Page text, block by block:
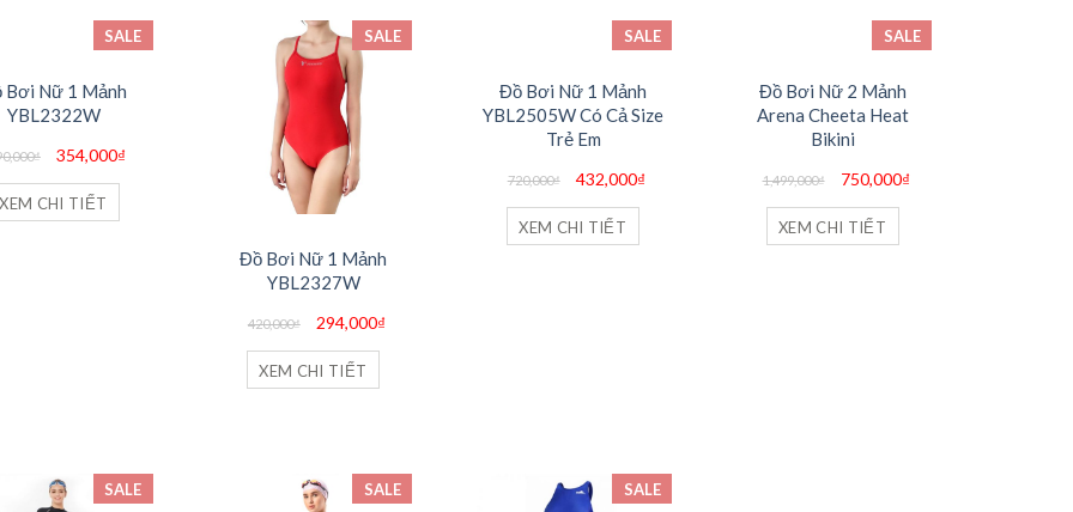
SALE
Bơi Nữ 1 Mảnh
YBL2322W
₫
Giá
gốc
là:
590,000₫.
354,000₫Giá
hiện
XEM CHI TIẾT
SALE
Đồ Bơi Nữ 1 Mảnh
YBL2327W
420,000₫
Giá
gốc
là:
420,000₫.
294,000₫Giá
hiện
XEM CHI TIẾT
SALE
Đồ Bơi Nữ 1 Mảnh
YBL2505W Có Cả Size
Trẻ Em
720,000₫
Giá
gốc
là:
720,000₫.
432,000₫Giá
hiện
XEM CHI TIẾT
SALE
Đồ Bơi Nữ 2 Mảnh
Arena Cheeta Heat
Bikini
1,499,000₫
Giá
gốc
là:
1,499,000₫.
750,000₫Giá
hiện
XEM CHI TIẾT
SALE SALE SALE